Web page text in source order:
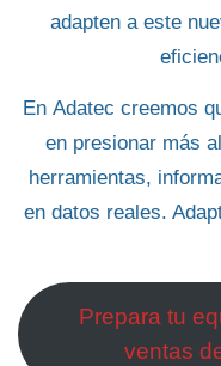
adapten a este
En Adatec creemos
en presionar más
herramientas,
en datos reales.
Prepara tu
ventas